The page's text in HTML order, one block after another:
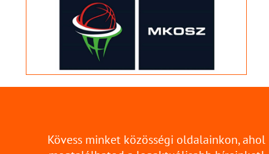
Kövess minket közösségi oldalainkon, ahol